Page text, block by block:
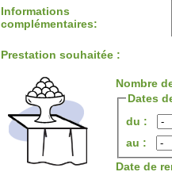
Informations
complémentaires:
Prestation souhaitée :
Nombre
Dates
du :
au :
Date de